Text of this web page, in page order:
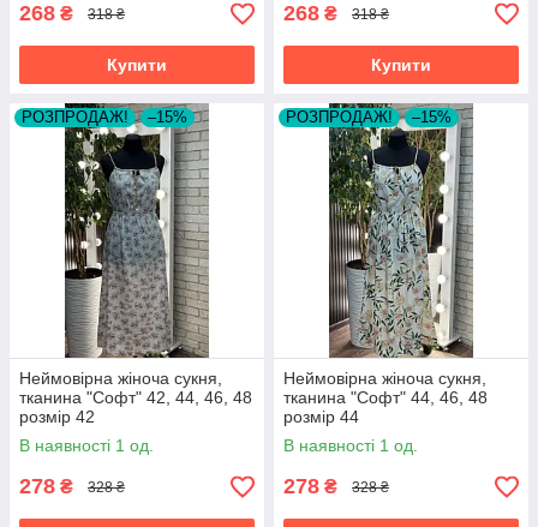
268 ₴ 318 ₴
Купити
268 ₴ 318 ₴
Купити
РОЗПРОДАЖ! –15%
Неймовірна жіноча сукня,
тканина "Софт" 42, 44, 46, 48
розмір 42
В наявності 1 од.
278 ₴ 328 ₴
РОЗПРОДАЖ! –15%
Неймовірна жіноча сукня,
тканина "Софт" 44, 46, 48
розмір 44
В наявності 1 од.
278 ₴ 328 ₴